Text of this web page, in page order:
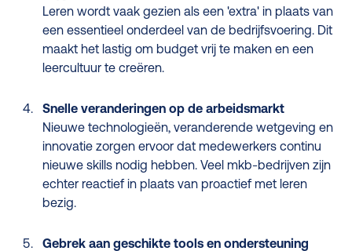
Leren wordt vaak gezien als een 'extra' in plaats van
een essentieel onderdeel van de bedrijfsvoering. Dit
maakt het lastig om budget vrij te maken en een
leercultuur te creëren.
Snelle veranderingen op de arbeidsmarkt
Nieuwe technologieën, veranderende wetgeving en
innovatie zorgen ervoor dat medewerkers continu
nieuwe skills nodig hebben. Veel mkb-bedrijven zijn
echter reactief in plaats van proactief met leren
bezig.
Gebrek aan geschikte tools en ondersteuning